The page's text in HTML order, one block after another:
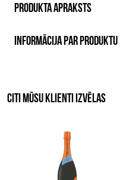
PRODUKTA APRAKSTS
INFORMĀCIJA PAR PRODUKTU
CITI MŪSU KLIENTI IZVĒLAS